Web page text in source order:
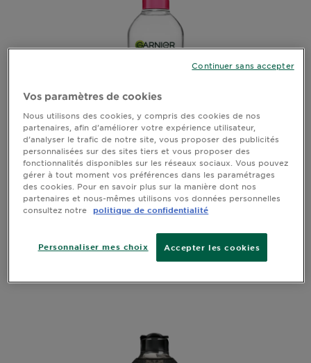
ENGAGEMENTS
Au coeur
de
l'ingrédient
Garnier x
Gisele
Bündchen
Notre
magazine
SOLUTION MICELLAIRE TOUT-EN-1 PEAUX
SENSIBLES
5 sur 5 étoiles basé sur les avis
Voir tous les avis
APERÇU RAPIDE
Vos paramètres de cookies
Nous utilisons des cookies, y compris des cookies de nos
partenaires, afin d’améliorer votre expérience utilisateur,
d’analyser le trafic de notre site, vous proposer des publicités
personnalisées sur des sites tiers et vous proposer des
fonctionnalités disponibles sur les réseaux sociaux. Vous pouvez
gérer à tout moment vos préférences dans les paramétrages
des cookies. Pour en savoir plus sur la manière dont nos
partenaires et nous-mêmes utilisons vos données personnelles
consultez notre
politique de confidentialité
Accepter les cookies
Personnaliser mes choix
Continuer sans accepter